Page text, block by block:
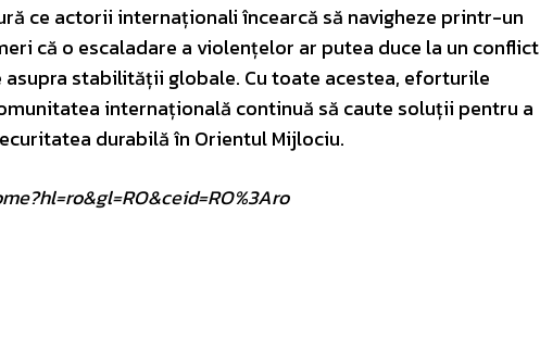
ce actorii internaționali încearcă să navigheze printr-un
că o escaladare a violențelor ar putea duce la un conflict
stabilității globale. Cu toate acestea, eforturile
internațională continuă să caute soluții pentru a
durabilă în Orientul Mijlociu.